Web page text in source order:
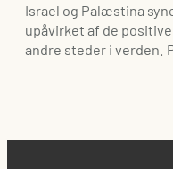
Israel og Palæstina
upåvirket af de
andre steder i verden.